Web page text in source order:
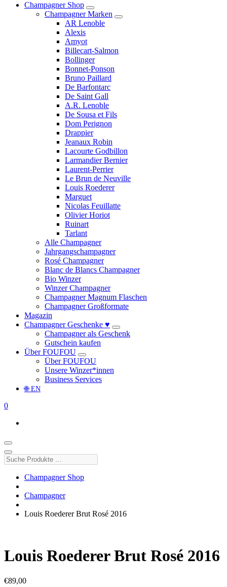
Champagner Shop
Champagner Marken
AR Lenoble
Alexis
Amyot
Billecart-Salmon
Bollinger
Bonnet-Ponson
Bruno Paillard
De Barfontarc
De Saint Gall
A.R. Lenoble
De Sousa et Fils
Dom Perignon
Drappier
Jeanaux Robin
Lacourte Godbillon
Larmandier Bernier
Laurent-Perrier
Le Brun de Neuville
Louis Roederer
Marguet
Nicolas Feuillatte
Olivier Horiot
Ruinart
Tarlant
Alle Champagner
Jahrgangschampagner
Rosé Champagner
Blanc de Blancs Champagner
Bio Winzer
Winzer Champagner
Champagner Magnum Flaschen
Champagner Großformate
Magazin
Champagner Geschenke ♥
Champagner als Geschenk
Gutschein kaufen
Über FOUFOU
Über FOUFOU
Unsere Winzer*innen
Business Services
🌐 EN
0
Suche
Produkte
Champagner Shop
Champagner
Louis Roederer Brut Rosé 2016
Louis Roederer Brut Rosé 2016
€89,00